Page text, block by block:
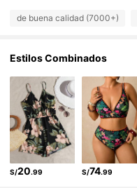
de buena calidad (7000+)
Estilos Combinados
S/20.99 S/74.99